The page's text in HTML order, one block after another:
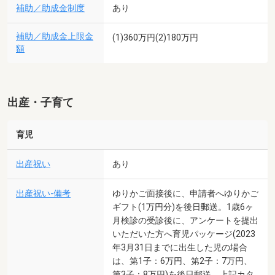
補助／助成金制度 あり
補助／助成金上限金
額
(1)360万円(2)180万円
出産・子育て
育児
出産祝い あり
出産祝い-備考
ゆりかご面接後に、申請者へゆりかご
ギフト(1万円分)を後日郵送。1歳6ヶ
月検診の受診後に、アンケートを提出
いただいた方へ育児パッケージ(2023
年3月31日までに出生した児の場合
は、第1子：6万円、第2子：7万円、